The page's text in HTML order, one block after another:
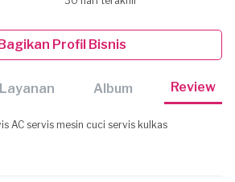
Profil Bisnis
Layanan Album Review
AC servis mesin cuci servis kulkas